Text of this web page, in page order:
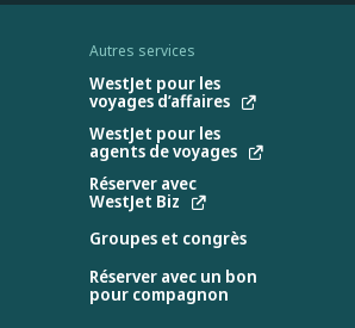
Autres services
WestJet pour les
voyages d’affaires
WestJet pour les
agents de voyages
Réserver avec
WestJet Biz
Groupes et congrès
Réserver avec un bon
pour compagnon